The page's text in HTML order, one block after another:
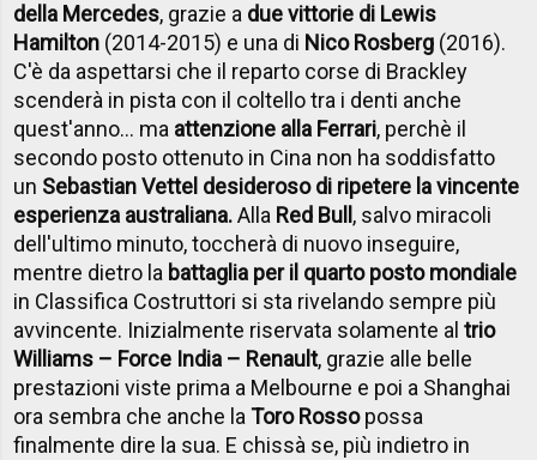
della Mercedes, grazie a due vittorie di Lewis
Hamilton (2014-2015) e una di Nico Rosberg (2016).
C'è da aspettarsi che il reparto corse di Brackley
scenderà in pista con il coltello tra i denti anche
quest'anno... ma attenzione alla Ferrari, perchè il
secondo posto ottenuto in Cina non ha soddisfatto
un Sebastian Vettel desideroso di ripetere la vincente
esperienza australiana.Alla Red Bull , salvo miracoli
dell'ultimo minuto, toccherà di nuovo inseguire,
mentre dietro la battaglia per il quarto posto mondiale
in Classifica Costruttori si sta rivelando sempre più
avvincente. Inizialmente riservata solamente altrio
Williams – Force India – Renault, grazie alle belle
prestazioni viste prima a Melbourne e poi a Shanghai
ora sembra che anche laToro Rossopossa
finalmente dire la sua. E chissà se, più indietro in